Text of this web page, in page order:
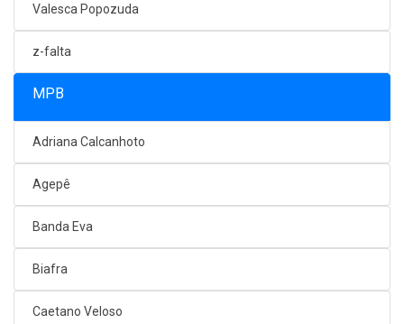
Valesca Popozuda
z-falta
MPB
Adriana Calcanhoto
Agepê
Banda Eva
Biafra
Caetano Veloso